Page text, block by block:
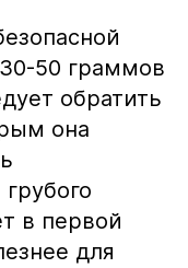
50 граммов
обратить
она
в первой
для